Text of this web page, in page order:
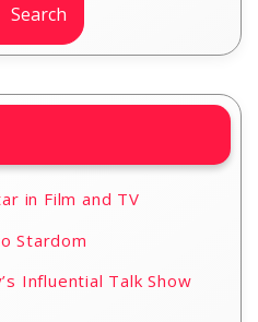
Search
in Film and TV
Stardom
Influential Talk Show